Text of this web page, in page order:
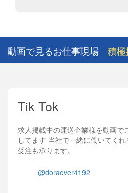
動画で見るお仕事現場 積
Tik Tok
求人掲載中の運送企業様を動画で
してます 当社で一緒に働いてく
受注も承ります。
@doraever4192